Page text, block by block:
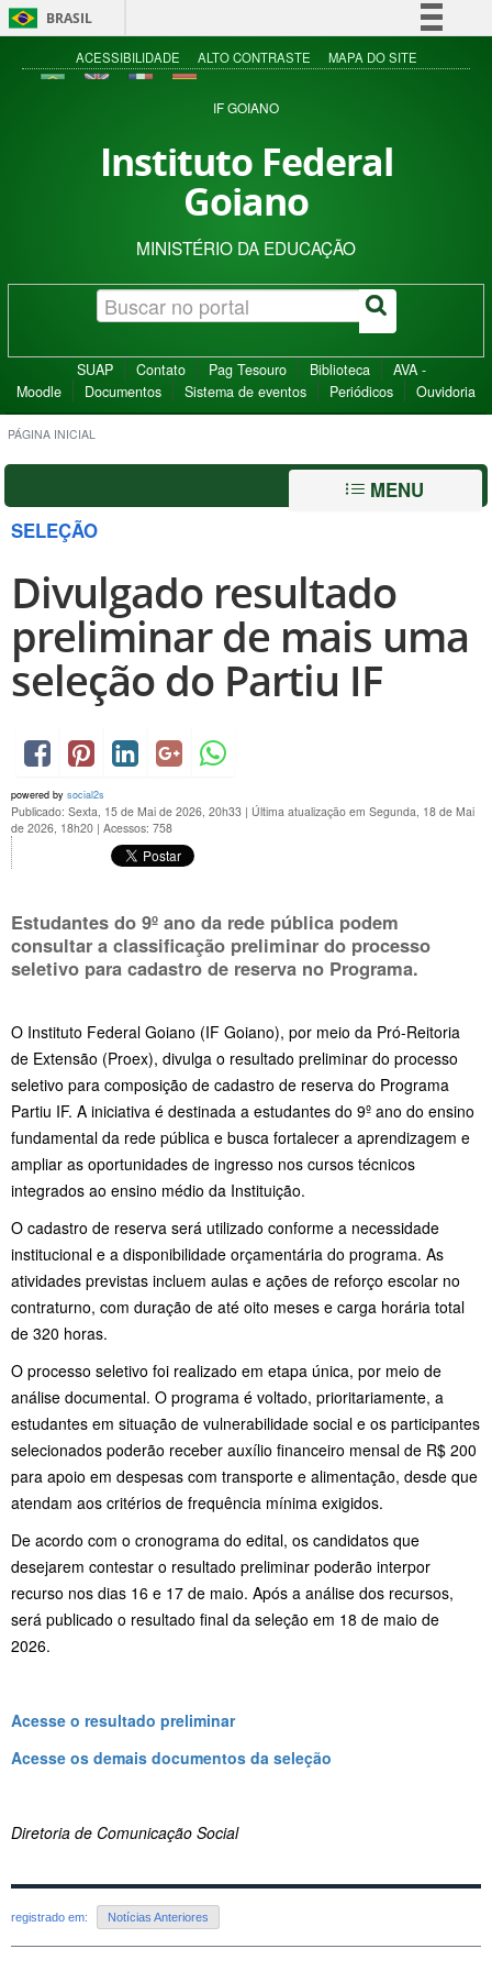
BRASIL
Simplifique!
Acesso à informação
ACESSIBILIDADE ALTO CONTRASTE MAPA DO SITE
IF GOIANO
Instituto Federal
Goiano
MINISTÉRIO DA EDUCAÇÃO
SUAP Contato Pag Tesouro Biblioteca
AVA -
Moodle
Documentos Sistema de eventos Periódicos Ouvidoria
PÁGINA INICIAL
MENU
SELEÇÃO
Divulgado resultado
preliminar de mais uma
seleção do Partiu IF
powered by social2s
Publicado: Sexta, 15 de Mai de 2026, 20h33 | Última atualização em Segunda, 18 de Mai
de 2026, 18h20 | Acessos: 758
Estudantes do 9º ano da rede pública podem
consultar a classificação preliminar do processo
seletivo para cadastro de reserva no Programa.
O Instituto Federal Goiano (IF Goiano), por meio da Pró-Reitoria
de Extensão (Proex), divulga o resultado preliminar do processo
seletivo para composição de cadastro de reserva do Programa
Partiu IF. A iniciativa é destinada a estudantes do 9º ano do ensino
fundamental da rede pública e busca fortalecer a aprendizagem e
ampliar as oportunidades de ingresso nos cursos técnicos
integrados ao ensino médio da Instituição.
O cadastro de reserva será utilizado conforme a necessidade
institucional e a disponibilidade orçamentária do programa. As
atividades previstas incluem aulas e ações de reforço escolar no
contraturno, com duração de até oito meses e carga horária total
de 320 horas.
O processo seletivo foi realizado em etapa única, por meio de
análise documental. O programa é voltado, prioritariamente, a
estudantes em situação de vulnerabilidade social e os participantes
selecionados poderão receber auxílio financeiro mensal de R$ 200
para apoio em despesas com transporte e alimentação, desde que
atendam aos critérios de frequência mínima exigidos.
De acordo com o cronograma do edital, os candidatos que
desejarem contestar o resultado preliminar poderão interpor
recurso nos dias 16 e 17 de maio. Após a análise dos recursos,
será publicado o resultado final da seleção em 18 de maio de
2026.
Acesse o resultado preliminar
Acesse os demais documentos da seleção
Diretoria de Comunicação Social
registrado em: Notícias Anteriores